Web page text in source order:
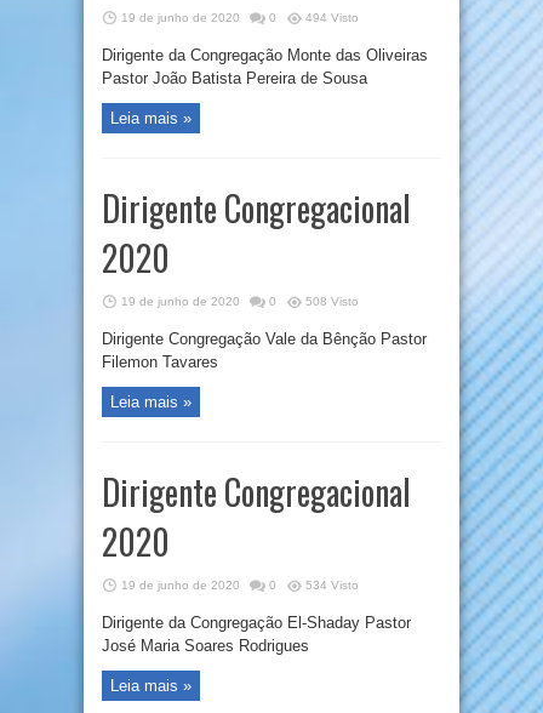
19 de junho de 2020 0 494 Visto
Dirigente da Congregação Monte das Oliveiras
Pastor João Batista Pereira de Sousa
Leia mais »
Dirigente Congregacional
2020
19 de junho de 2020 0 508 Visto
Dirigente Congregação Vale da Bênção Pastor
Filemon Tavares
Leia mais »
Dirigente Congregacional
2020
19 de junho de 2020 0 534 Visto
Dirigente da Congregação El-Shaday Pastor
José Maria Soares Rodrigues
Leia mais »